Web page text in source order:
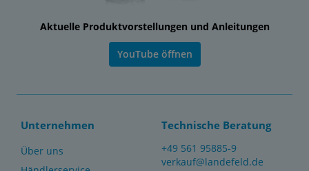
Aktuelle Produktvorstellungen und Anleitungen
YouTube öffnen
Unternehmen
Über uns
Technische Beratung
+49 561 95885-9
verkauf@landefeld.de